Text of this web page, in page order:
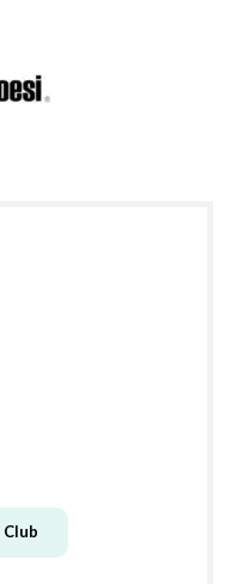
Club